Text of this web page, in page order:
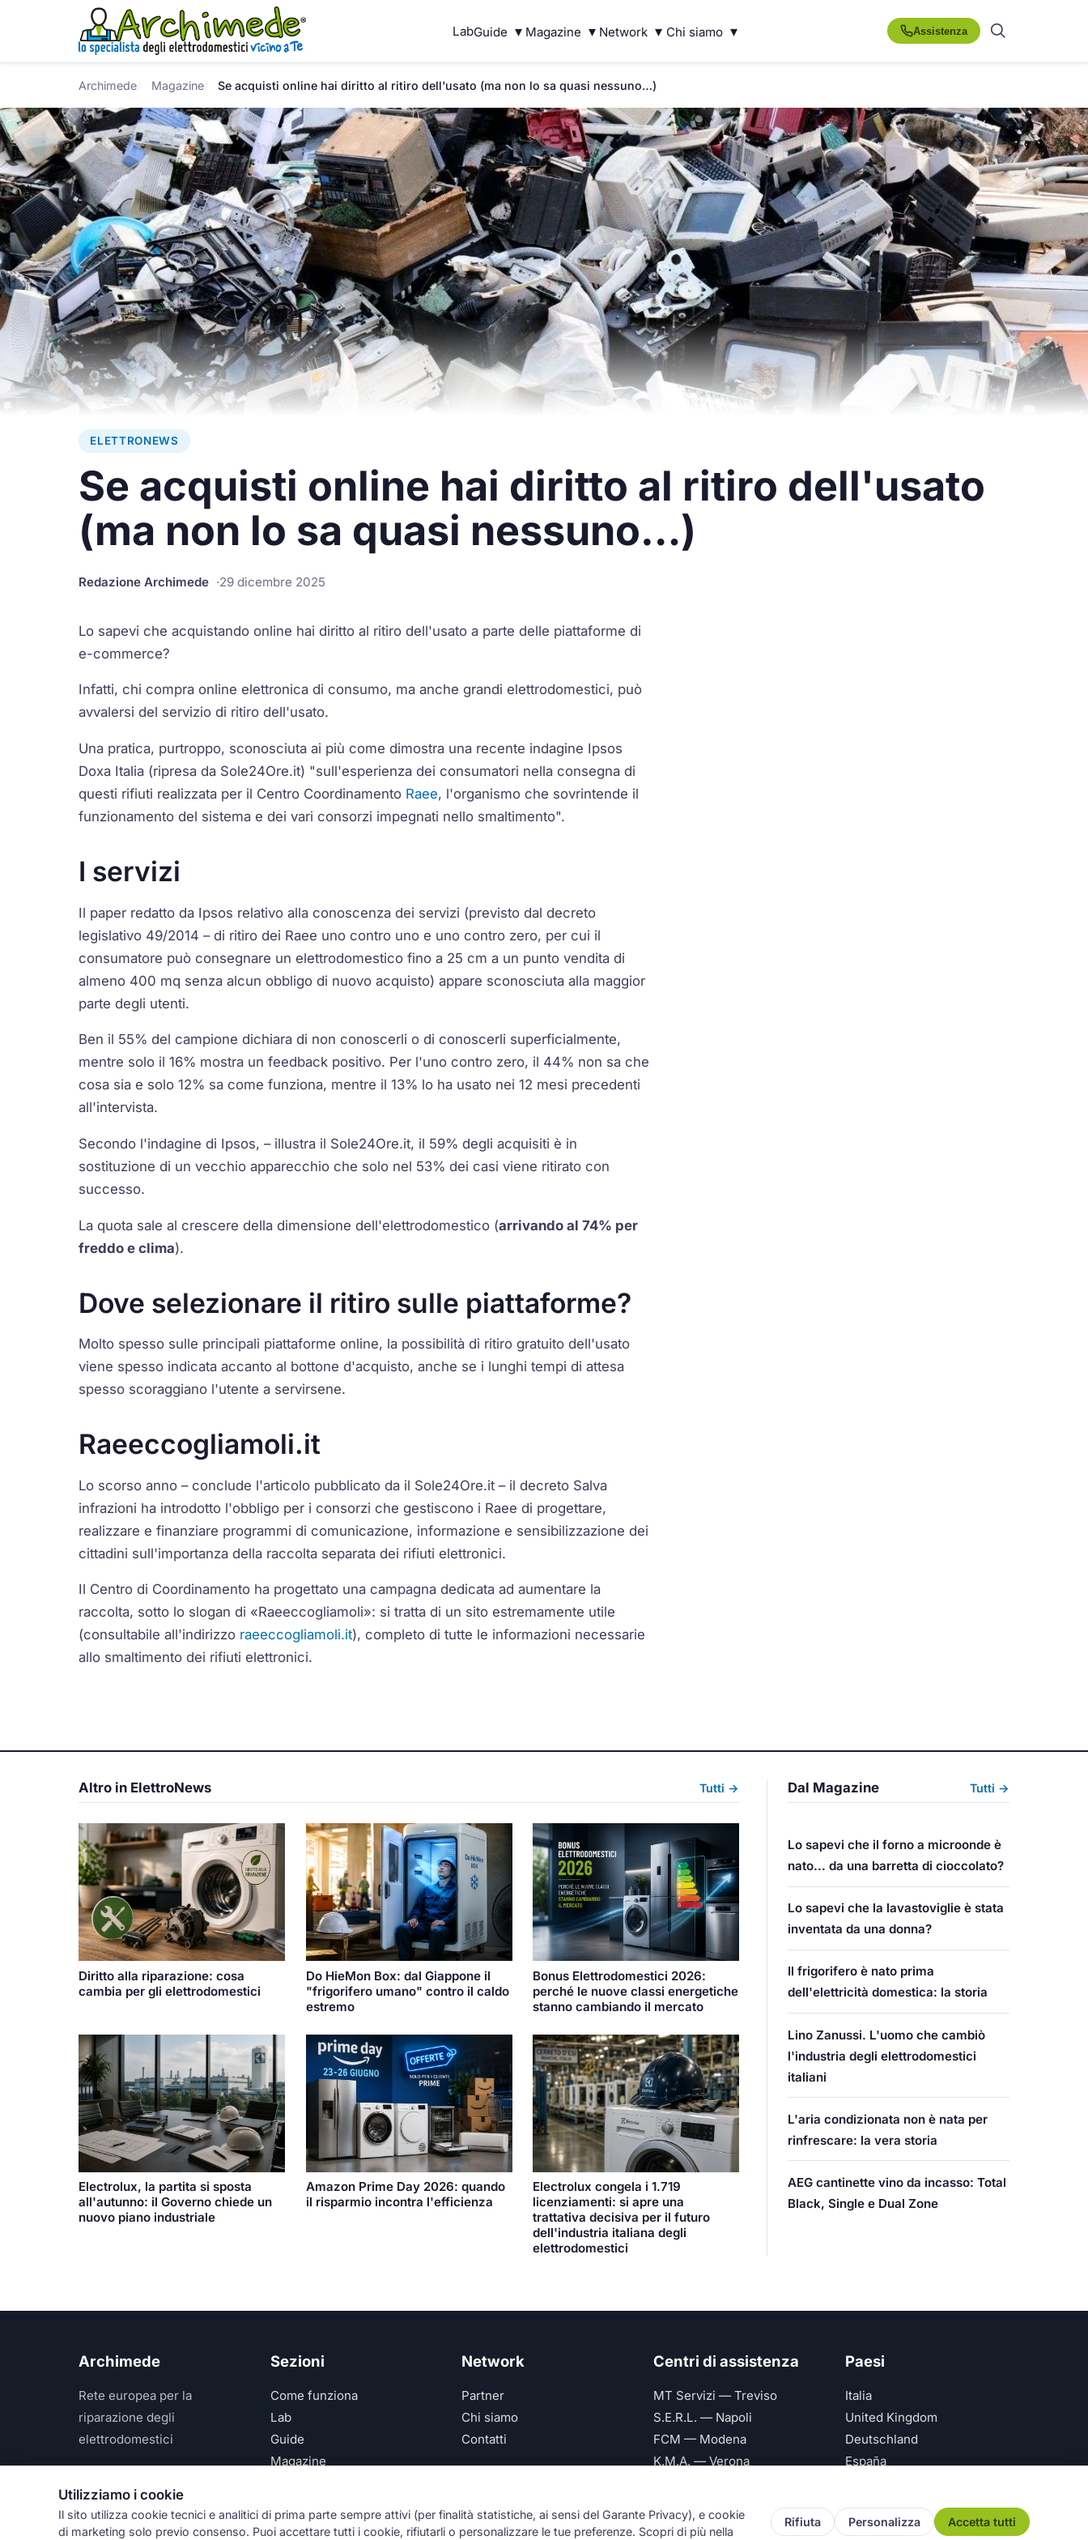
LabGuide ▾ Magazine ▾ Network ▾ Chi siamo ▾ Assistenza
Archimede Magazine Se acquisti online hai diritto al ritiro dell'usato (ma non lo sa quasi nessuno…)
ELETTRONEWS
Se acquisti online hai diritto al ritiro dell'usato
(ma non lo sa quasi nessuno…)
Redazione Archimede 29 dicembre 2025
Lo sapevi che acquistando online hai diritto al ritiro dell'usato a parte delle piattaforme di
e-commerce?
Infatti, chi compra online elettronica di consumo, ma anche grandi elettrodomestici, può
avvalersi del servizio di ritiro dell'usato.
Una pratica, purtroppo, sconosciuta ai più come dimostra una recente indagine Ipsos
Doxa Italia (ripresa da Sole24Ore.it) "sull'esperienza dei consumatori nella consegna di
questi rifiuti realizzata per il Centro Coordinamento Raee, l'organismo che sovrintende il
funzionamento del sistema e dei vari consorzi impegnati nello smaltimento".
I servizi
Il paper redatto da Ipsos relativo alla conoscenza dei servizi (previsto dal decreto
legislativo 49/2014 – di ritiro dei Raee uno contro uno e uno contro zero, per cui il
consumatore può consegnare un elettrodomestico fino a 25 cm a un punto vendita di
almeno 400 mq senza alcun obbligo di nuovo acquisto) appare sconosciuta alla maggior
parte degli utenti.
Ben il 55% del campione dichiara di non conoscerli o di conoscerli superficialmente,
mentre solo il 16% mostra un feedback positivo. Per l'uno contro zero, il 44% non sa che
cosa sia e solo 12% sa come funziona, mentre il 13% lo ha usato nei 12 mesi precedenti
all'intervista.
Secondo l'indagine di Ipsos, – illustra il Sole24Ore.it, il 59% degli acquisiti è in
sostituzione di un vecchio apparecchio che solo nel 53% dei casi viene ritirato con
successo.
La quota sale al crescere della dimensione dell'elettrodomestico (arrivando al 74% per
freddo e clima).
Dove selezionare il ritiro sulle piattaforme?
Molto spesso sulle principali piattaforme online, la possibilità di ritiro gratuito dell'usato
viene spesso indicata accanto al bottone d'acquisto, anche se i lunghi tempi di attesa
spesso scoraggiano l'utente a servirsene.
Raeeccogliamoli.it
Lo scorso anno – conclude l'articolo pubblicato da il Sole24Ore.it – il decreto Salva
infrazioni ha introdotto l'obbligo per i consorzi che gestiscono i Raee di progettare,
realizzare e finanziare programmi di comunicazione, informazione e sensibilizzazione dei
cittadini sull'importanza della raccolta separata dei rifiuti elettronici.
Il Centro di Coordinamento ha progettato una campagna dedicata ad aumentare la
raccolta, sotto lo slogan di «Raeeccogliamoli»: si tratta di un sito estremamente utile
(consultabile all'indirizzo raeeccogliamoli.it), completo di tutte le informazioni necessarie
allo smaltimento dei rifiuti elettronici.
Altro in ElettroNews Tutti →
Diritto alla riparazione: cosa
cambia per gli elettrodomestici
Do HieMon Box: dal Giappone il
"frigorifero umano" contro il caldo
estremo
Bonus Elettrodomestici 2026:
perché le nuove classi energetiche
stanno cambiando il mercato
Electrolux, la partita si sposta
all'autunno: il Governo chiede un
nuovo piano industriale
Amazon Prime Day 2026: quando
il risparmio incontra l'efficienza
Electrolux congela i 1.719
licenziamenti: si apre una
trattativa decisiva per il futuro
dell'industria italiana degli
elettrodomestici
Dal Magazine Tutti →
Lo sapevi che il forno a microonde è
nato... da una barretta di cioccolato?
Lo sapevi che la lavastoviglie è stata
inventata da una donna?
Il frigorifero è nato prima
dell'elettricità domestica: la storia
Lino Zanussi. L'uomo che cambiò
l'industria degli elettrodomestici
italiani
L'aria condizionata non è nata per
rinfrescare: la vera storia
AEG cantinette vino da incasso: Total
Black, Single e Dual Zone
Archimede
Rete europea per la
riparazione degli
elettrodomestici
2520
Sezioni
Come funziona
Lab
Guide
Magazine
Network
Partner
Chi siamo
Contatti
Centri di assistenza
MT Servizi — Treviso
S.E.R.L. — Napoli
FCM — Modena
K.M.A. — Verona
Paesi
Italia
United Kingdom
Deutschland
España
Utilizziamo i cookie
Il sito utilizza cookie tecnici e analitici di prima parte sempre attivi (per finalità statistiche, ai sensi del Garante Privacy), e cookie
di marketing solo previo consenso. Puoi accettare tutti i cookie, rifiutarli o personalizzare le tue preferenze. Scopri di più nella
Rifiuta Personalizza Accetta tutti